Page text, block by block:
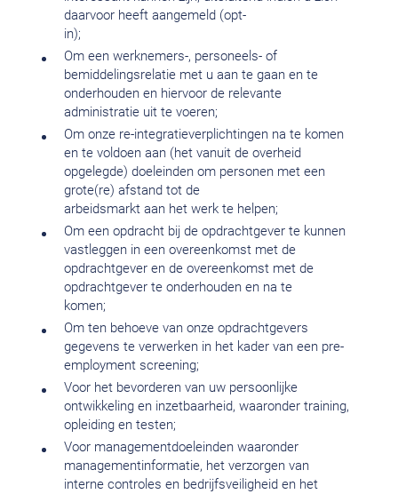
daarvoor heeft aangemeld (opt-
in);
Om een werknemers-, personeels- of
bemiddelingsrelatie met u aan te gaan en te
onderhouden en hiervoor de relevante
administratie uit te voeren;
Om onze re-integratieverplichtingen na te komen
en te voldoen aan (het vanuit de overheid
opgelegde) doeleinden om personen met een
grote(re) afstand tot de
arbeidsmarkt aan het werk te helpen;
Om een opdracht bij de opdrachtgever te kunnen
vastleggen in een overeenkomst met de
opdrachtgever en de overeenkomst met de
opdrachtgever te onderhouden en na te
komen;
Om ten behoeve van onze opdrachtgevers
gegevens te verwerken in het kader van een pre-
employment screening;
Voor het bevorderen van uw persoonlijke
ontwikkeling en inzetbaarheid, waaronder training,
opleiding en testen;
Voor managementdoeleinden waaronder
managementinformatie, het verzorgen van
interne controles en bedrijfsveiligheid en het